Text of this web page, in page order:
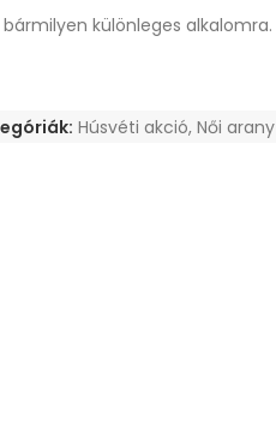
különleges alkalomra.
Húsvéti akció, Női